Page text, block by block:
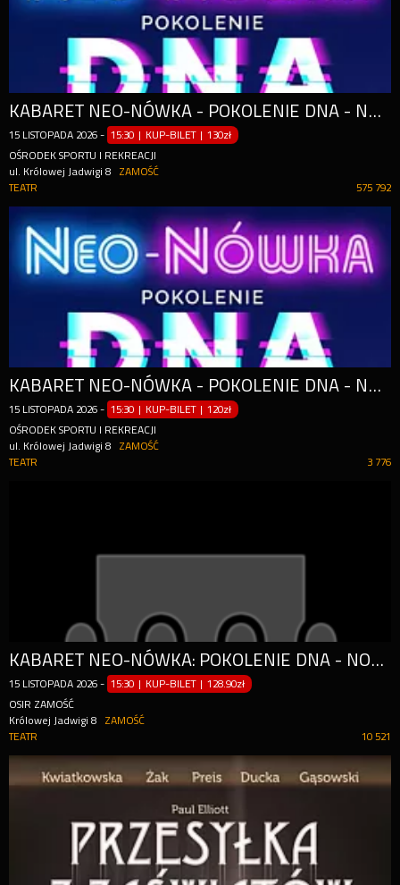
KABARET NEO-NÓWKA - POKOLENIE DNA - NOWY PROGRAM
15 LISTOPADA 2026 - 15:30 | KUP-BILET |130zł
OŚRODEK SPORTU I REKREACJI
ul. Królowej Jadwigi 8
ZAMOŚĆ
575 792
TEATR
KABARET NEO-NÓWKA - POKOLENIE DNA - NOWY PROGRAM
15 LISTOPADA 2026 - 15:30 | KUP-BILET |120zł
OŚRODEK SPORTU I REKREACJI
ul. Królowej Jadwigi 8
ZAMOŚĆ
3 776
TEATR
KABARET NEO-NÓWKA: POKOLENIE DNA - NOWY PROGRAM 2026
15 LISTOPADA 2026 - 15:30 | KUP-BILET |128.90zł
OSIR ZAMOŚĆ
Królowej Jadwigi 8
ZAMOŚĆ
10 521
TEATR